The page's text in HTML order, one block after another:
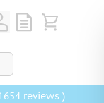
View quote,
Bekijk
reviews )